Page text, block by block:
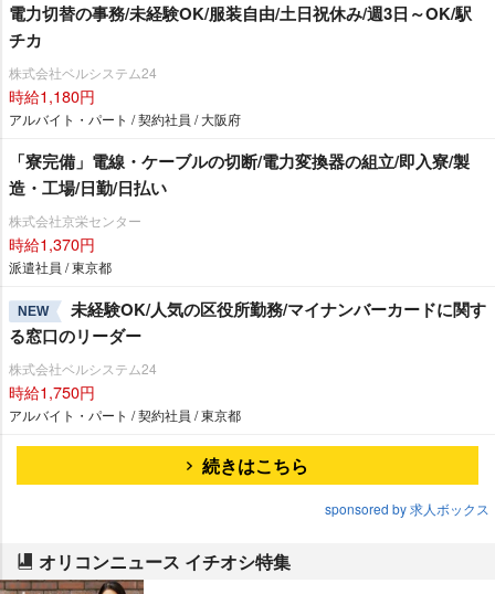
電力切替の事務/未経験OK/服装自由/土日祝休み/週3日～OK/駅
チカ
株式会社ベルシステム24
時給1,180円
アルバイト・パート / 契約社員 / 大阪府
「寮完備」電線・ケーブルの切断/電力変換器の組立/即入寮/製
造・工場/日勤/日払い
株式会社京栄センター
時給1,370円
派遣社員 / 東京都
NEW
未経験OK/人気の区役所勤務/マイナンバーカードに関す
る窓口のリーダー
株式会社ベルシステム24
時給1,750円
アルバイト・パート / 契約社員 / 東京都
続きはこちら
sponsored by 求人ボックス
オリコンニュース イチオシ特集